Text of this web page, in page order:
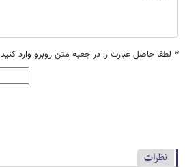
* لطفا حاصل عبارت را در جعبه متن روبرو وارد کنید
نظرات